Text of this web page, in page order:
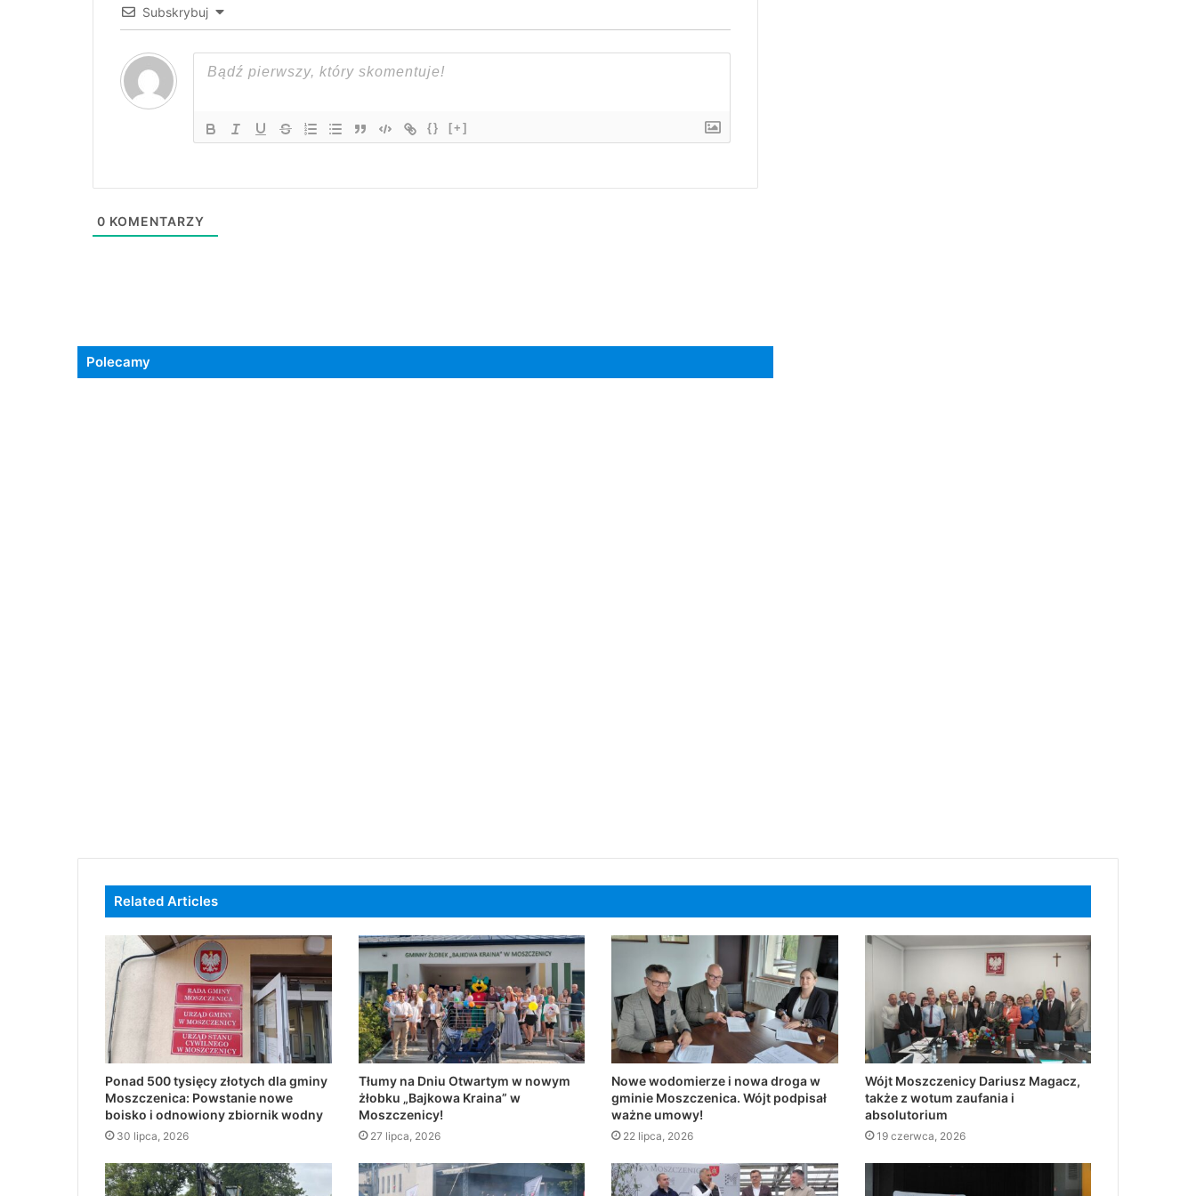
Subskrybuj
{} [+]
0 KOMENTARZY
Polecamy
Related Articles
Ponad 500 tysięcy złotych dla gminy
Moszczenica: Powstanie nowe
boisko i odnowiony zbiornik wodny
30 lipca, 2026
Tłumy na Dniu Otwartym w nowym
żłobku „Bajkowa Kraina” w
Moszczenicy!
27 lipca, 2026
Nowe wodomierze i nowa droga w
gminie Moszczenica. Wójt podpisał
ważne umowy!
22 lipca, 2026
Wójt Moszczenicy Dariusz Magacz,
także z wotum zaufania i
absolutorium
19 czerwca, 2026